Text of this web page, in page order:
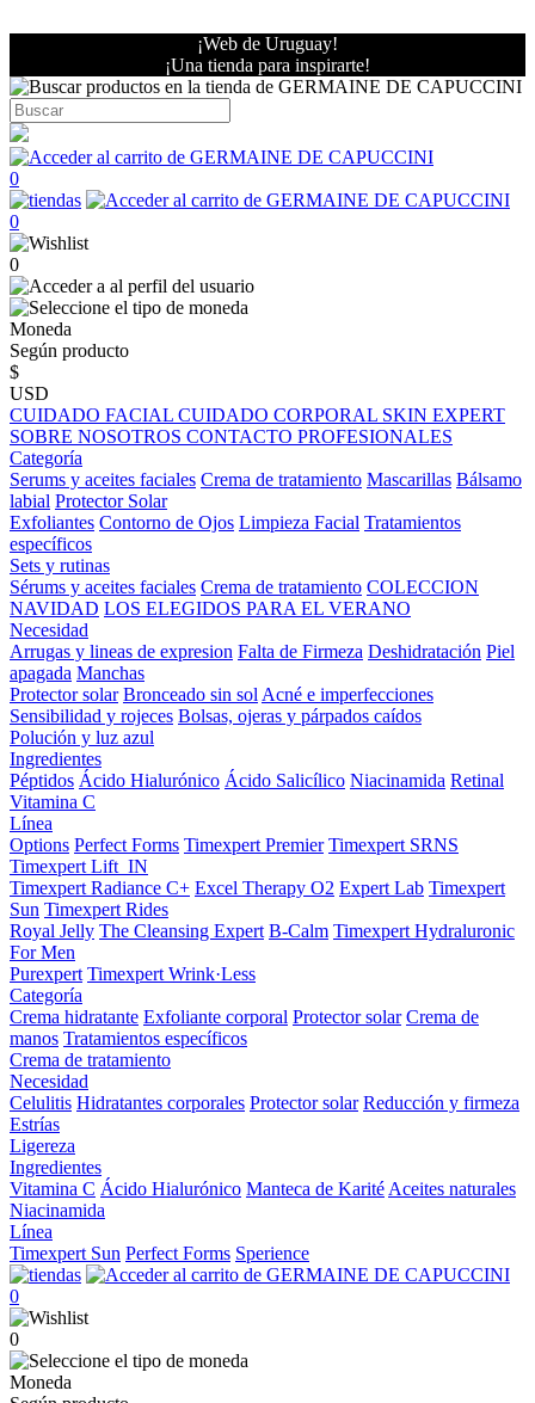
¡Web de Uruguay!
¡Una tienda para inspirarte!
0
0
0
Moneda
Según producto
$
USD
CUIDADO FACIAL CUIDADO CORPORAL SKIN EXPERT
SOBRE NOSOTROS CONTACTO PROFESIONALES
Categoría
Serums y aceites faciales Crema de tratamiento Mascarillas Bálsamo
labial Protector Solar
Exfoliantes Contorno de Ojos Limpieza Facial Tratamientos
específicos
Sets y rutinas
Sérums y aceites faciales Crema de tratamiento COLECCION
NAVIDAD LOS ELEGIDOS PARA EL VERANO
Necesidad
Arrugas y lineas de expresion Falta de Firmeza Deshidratación Piel
apagada Manchas
Protector solar Bronceado sin sol Acné e imperfecciones
Sensibilidad y rojeces Bolsas, ojeras y párpados caídos
Polución y luz azul
Ingredientes
Péptidos Ácido Hialurónico Ácido Salicílico Niacinamida Retinal
Vitamina C
Línea
Options Perfect Forms Timexpert Premier Timexpert SRNS
Timexpert Lift_IN
Timexpert Radiance C+ Excel Therapy O2 Expert Lab Timexpert
Sun Timexpert Rides
Royal Jelly The Cleansing Expert B-Calm Timexpert Hydraluronic
For Men
Purexpert Timexpert Wrink·Less
Categoría
Crema hidratante Exfoliante corporal Protector solar Crema de
manos Tratamientos específicos
Crema de tratamiento
Necesidad
Celulitis Hidratantes corporales Protector solar Reducción y firmeza
Estrías
Ligereza
Ingredientes
Vitamina C Ácido Hialurónico Manteca de Karité Aceites naturales
Niacinamida
Línea
Timexpert Sun Perfect Forms Sperience
0
0
Moneda